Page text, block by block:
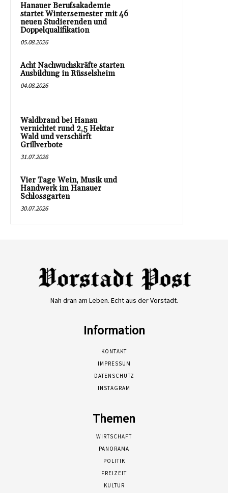
Hanauer Berufsakademie
startet Wintersemester mit 46
neuen Studierenden und
Doppelqualifikation
05.08.2026
Acht Nachwuchskräfte starten
Ausbildung in Rüsselsheim
04.08.2026
Waldbrand bei Hanau
vernichtet rund 2,5 Hektar
Wald und verschärft
Grillverbote
31.07.2026
Vier Tage Wein, Musik und
Handwerk im Hanauer
Schlossgarten
30.07.2026
Nah dran am Leben. Echt aus der Vorstadt.
Information
KONTAKT
IMPRESSUM
DATENSCHUTZ
INSTAGRAM
Themen
WIRTSCHAFT
PANORAMA
POLITIK
FREIZEIT
KULTUR